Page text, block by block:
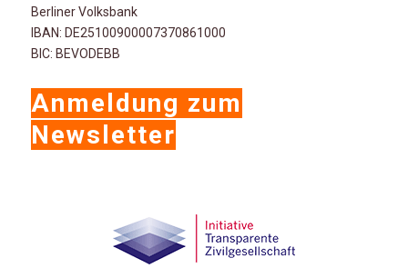
Berliner Volksbank
IBAN: DE25100900007370861000
BIC: BEVODEBB
Anmeldung zum
Newsletter